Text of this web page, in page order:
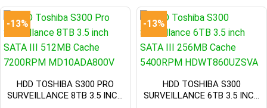
-13%
HDD TOSHIBA S300 PRO
SURVEILLANCE 8TB 3.5 INCH
-13%
HDD TOSHIBA S300
SURVEILLANCE 6TB 3.5 INCH